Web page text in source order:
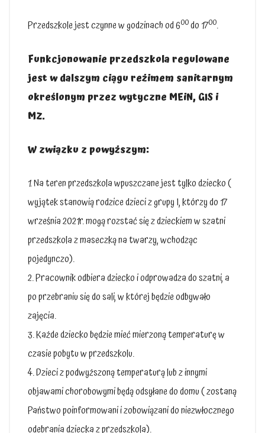
Przedszkole jest czynne w godzinach od 600do 1700.
Funkcjonowanie przedszkola regulowane
jest w dalszym ciągu reżimem sanitarnym
określonym przez wytyczne MEiN, GIS i
MZ.
W związku z powyższym:
1. Na teren przedszkola wpuszczane jest tylko dziecko (
wyjątek stanowią rodzice dzieci z grupy I, którzy do 17
września 2021r. mogą rozstać się z dzieckiem w szatni
przedszkola z maseczką na twarzy, wchodząc
pojedynczo).
2. Pracownik odbiera dziecko i odprowadza do szatni, a
po przebraniu się do sali, w której będzie odbywało
zajęcia.
3. Każde dziecko będzie mieć mierzoną temperaturę w
czasie pobytu w przedszkolu.
4. Dzieci z podwyższoną temperaturą lub z innymi
objawami chorobowymi będą odsyłane do domu ( zostaną
Państwo poinformowani i zobowiązani do niezwłocznego
odebrania dziecka z przedszkola).